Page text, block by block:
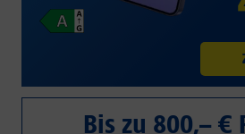
Bis zu 800,– €